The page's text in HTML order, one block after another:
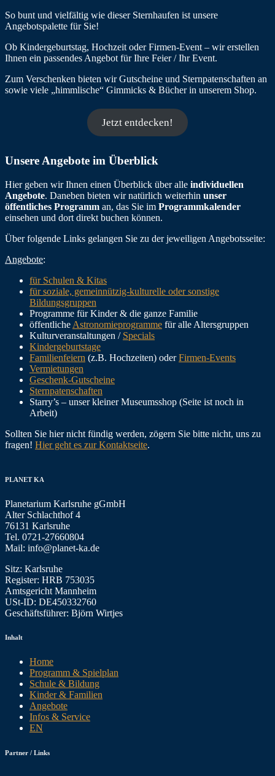
So bunt und vielfältig wie dieser Sternhaufen ist unsere
Angebotspalette für Sie!
Ob Kindergeburtstag, Hochzeit oder Firmen-Event – wir erstellen
Ihnen ein passendes Angebot für Ihre Feier / Ihr Event.
Zum Verschenken bieten wir Gutscheine und Sternpatenschaften an
sowie viele „himmlische“ Gimmicks & Bücher in unserem Shop.
Jetzt entdecken!
Unsere Angebote im Überblick
Hier geben wir Ihnen einen Überblick über alle individuellen
Angebote. Daneben bieten wir natürlich weiterhin unser
öffentliches Programm an, das Sie im Programmkalender
einsehen und dort direkt buchen können.
Über folgende Links gelangen Sie zu der jeweiligen Angebotsseite:
Angebote:
für Schulen & Kitas
für soziale, gemeinnützig-kulturelle oder sonstige
Bildungsgruppen
Programme für Kinder & die ganze Familie
öffentliche Astronomieprogramme für alle Altersgruppen
Kulturveranstaltungen / Specials
Kindergeburtstage
Familienfeiern (z.B. Hochzeiten) oderFirmen-Events
Vermietungen
Geschenk-Gutscheine
Sternpatenschaften
Starry’s – unser kleiner Museumsshop (Seite ist noch in
Arbeit)
Sollten Sie hier nicht fündig werden, zögern Sie bitte nicht, uns zu
fragen! Hier geht es zur Kontaktseite.
PLANET KA
Planetarium Karlsruhe gGmbH
Alter Schlachthof 4
76131 Karlsruhe
Tel. 0721-27660804
Mail: info@planet-ka.de
Sitz: Karlsruhe
Register: HRB 753035
Amtsgericht Mannheim
USt-ID: DE450332760
Geschäftsführer: Björn Wirtjes
Inhalt
Home
Programm & Spielplan
Schule & Bildung
Kinder & Familien
Angebote
Infos & Service
EN
Partner / Links